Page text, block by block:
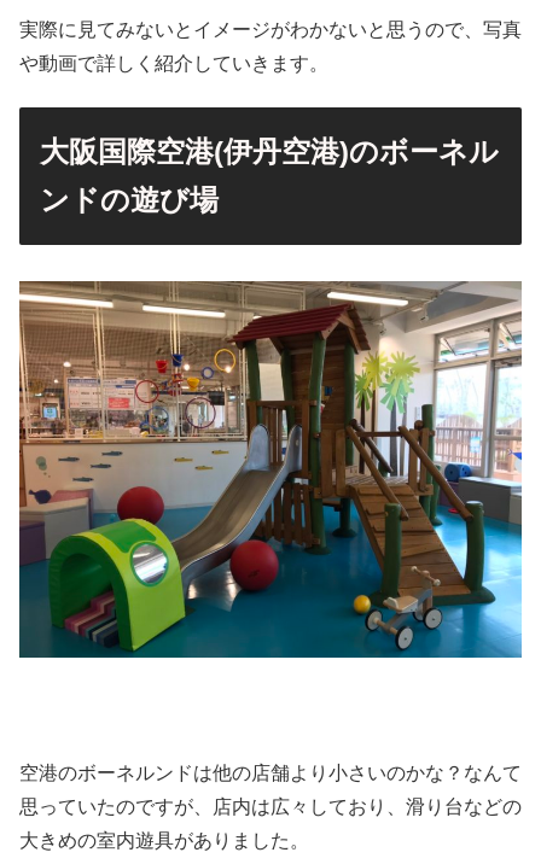
実際に見てみないとイメージがわかないと思うので、写真
や動画で詳しく紹介していきます。
大阪国際空港(伊丹空港)のボーネル
ンドの遊び場
空港のボーネルンドは他の店舗より小さいのかな？なんて
思っていたのですが、店内は広々しており、滑り台などの
大きめの室内遊具がありました。